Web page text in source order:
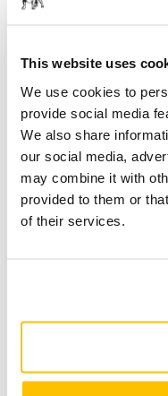
This website uses
We use cookies to
provide social media
We also share
our social media,
may combine it with
provided to them or
of their services.
Uppföljning av
Gör en retur
fi/support/